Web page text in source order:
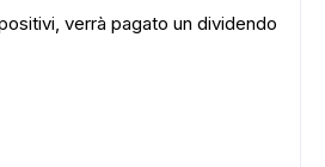
verrà pagato un dividendo